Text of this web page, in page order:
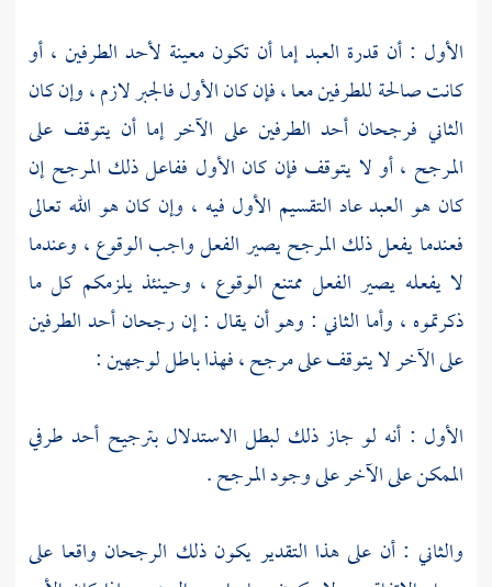
الأول : أن قدرة العبد إما أن تكون معينة لأحد الطرفين ، أو
كانت صالحة للطرفين معا ، فإن كان الأول فالجبر لازم ، وإن كان
الثاني فرجحان أحد الطرفين على الآخر إما أن يتوقف على
المرجح ، أو لا يتوقف فإن كان الأول ففاعل ذلك المرجح إن
كان هو العبد عاد التقسيم الأول فيه ، وإن كان هو الله تعالى
فعندما يفعل ذلك المرجح يصير الفعل واجب الوقوع ، وعندما
لا يفعله يصير الفعل ممتنع الوقوع ، وحينئذ يلزمكم كل ما
ذكرتموه ، وأما الثاني : وهو أن يقال : إن رجحان أحد الطرفين
على الآخر لا يتوقف على مرجح ، فهذا باطل لوجهين :
الأول : أنه لو جاز ذلك لبطل الاستدلال بترجيح أحد طرفي
الممكن على الآخر على وجود المرجح .
والثاني : أن على هذا التقدير يكون ذلك الرجحان واقعا على